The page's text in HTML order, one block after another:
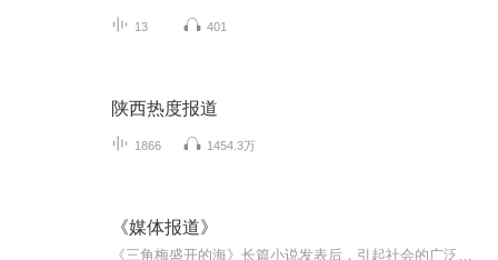
13 401
陕西热度报道
1866 1454.3万
《媒体报道》